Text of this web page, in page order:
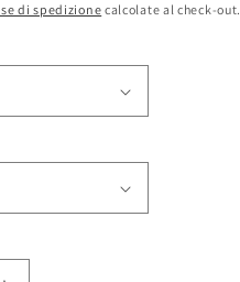
di spedizione calcolate al check-out.